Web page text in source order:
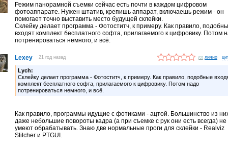
Режим панорамной съемки сейчас есть почти в каждом цифровом
фотоаппарате. Нужен штатив, крепишь аппарат, включаешь режим - он
помогает точно выставить место будущей склейки.
Склейку делает программа - Фотоститч, к примеру. Как правило,
входят комплект бесплатного софта, прилагаемого к цифровику. Потом
потренироваться немного, и всё.
Lexey 21 год назад лично
Lych:
Склейку делает программа - Фотоститч, к примеру. Как правило, подобные
комплект бесплатного софта, прилагаемого к цифровику. Потом надо
потренироваться немного, и всё.
Как правило, программы идущие с фотиками - ацтой. Большинство из
даже небольшие повороты кадра (а при съемке с рук они есть всегда) не
умеют обрабатывать. Знаю две нормальные проги для склейки - Realviz
Stitcher и PTGUI.